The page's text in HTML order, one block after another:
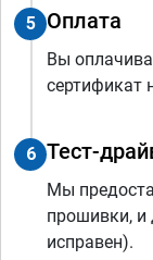
5 Оплата
Вы
сертификат
6 Тест-
Мы
прошивки, и
исправен).